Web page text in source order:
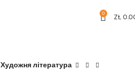
0 ZŁ
Художня література